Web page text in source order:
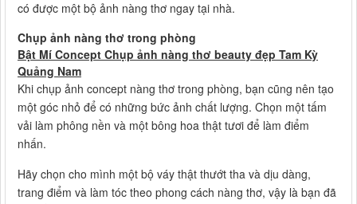
có được một bộ ảnh nàng thơ ngay tại nhà.
Chụp ảnh nàng thơ trong phòng
Bật Mí Concept Chụp ảnh nàng thơ beauty đẹp Tam Kỳ
Quảng Nam
Khi chụp ảnh concept nàng thơ trong phòng, bạn cũng nên tạo
một góc nhỏ để có những bức ảnh chất lượng. Chọn một tấm
vải làm phông nền và một bông hoa thật tươi để làm điểm
nhấn.
Hãy chọn cho mình một bộ váy thật thướt tha và dịu dàng,
trang điểm và làm tóc theo phong cách nàng thơ, vậy là bạn đã